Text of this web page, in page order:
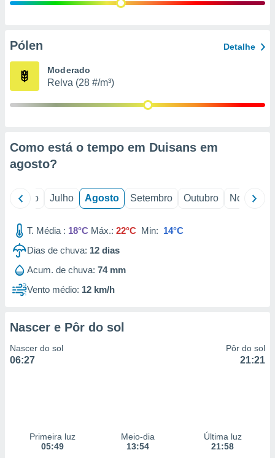
e
de
Pólen Detalhe
Moderado
Relva (28 #/m³)
Como está o tempo em Duisans em
agosto?
Junho Julho Agosto Setembro Outubro Novembro
T. Média : 18°C Máx.: 22°C Min: 14°C
Dias de chuva: 12 dias
Acum. de chuva: 74 mm
Vento médio: 12 km/h
Nascer e Pôr do sol
Nascer do sol
06:27
Pôr do sol
21:21
Primeira luz
05:49
Meio-dia
13:54
Última luz
21:58